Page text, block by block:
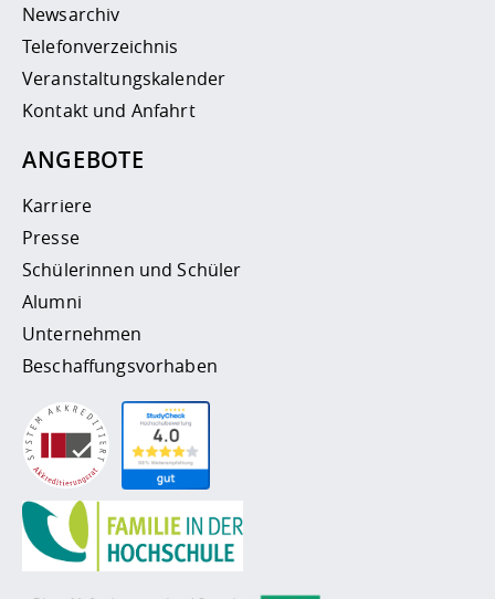
Newsarchiv
Telefonverzeichnis
Veranstaltungskalender
Kontakt und Anfahrt
ANGEBOTE
Karriere
Presse
Schülerinnen und Schüler
Alumni
Unternehmen
Beschaffungsvorhaben